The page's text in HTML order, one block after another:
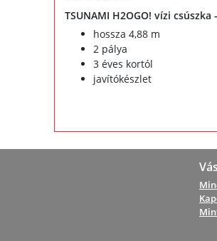
TSUNAMI H2OGO! vízi
hossza 4,88 m
2 pálya
3 éves kortól
javítókészlet